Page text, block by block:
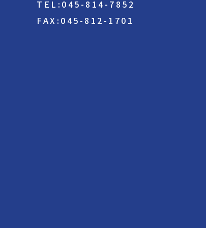
TEL:045-814-7852
FAX:045-812-1701